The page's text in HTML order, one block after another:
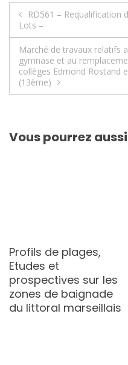
Navigation
de
l’article
RD561 – Requalification
Lots –
Marché de travaux relatifs
gymnase et au
collèges Edmond Rostand
(13ème)
Vous pourrez
Profils de plages,
Etudes et
prospectives sur les
zones de baignade
du littoral marseillais